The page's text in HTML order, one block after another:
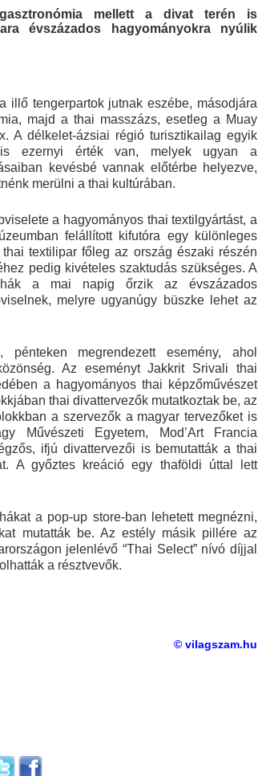
mellett a divat terén is
évszázados hagyományokra nyúlik
illő tengerpartok jutnak eszébe, másodjára
majd a thai masszázs, esetleg a Muay
A délkelet-ázsiai régió turisztikailag egyik
is ezernyi érték van, melyek ugyan a
kevésbé vannak előtérbe helyezve,
merülni a thai kultúrában.
a hagyományos thai textilgyártást, a
felállított kifutóra egy különleges
textilipar főleg az ország északi részén
pedig kivételes szaktudás szükséges. A
a mai napig őrzik az évszázados
melyre ugyanúgy büszke lehet az
megrendezett esemény, ahol
Az eseményt Jakkrit Srivali thai
a hagyományos thai képzőművészet
thai divattervezők mutatkoztak be, az
a szervezők a magyar tervezőket is
Művészeti Egyetem, Mod’Art Francia
ifjú divattervezői is bemutatták a thai
A győztes kreáció egy thaföldi úttal lett
a pop-up store-ban lehetett megnézni,
mutatták be. Az estély másik pillére az
jelenlévő “Thai Select” nívó díjjal
a résztvevők.
© vilagszam.hu